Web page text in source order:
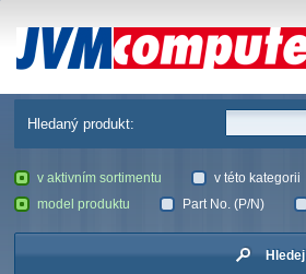
JVM Computers
Hledaný produkt:
v aktivním sortimentu
v této kategorii
model produktu
Part No. (P/N)
Hledej